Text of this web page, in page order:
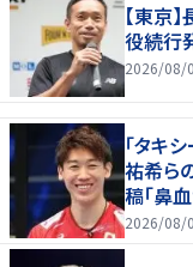
【東京
役続行
2026/08/
「タキ
祐希ら
稿「鼻
好いい」
2026/08/